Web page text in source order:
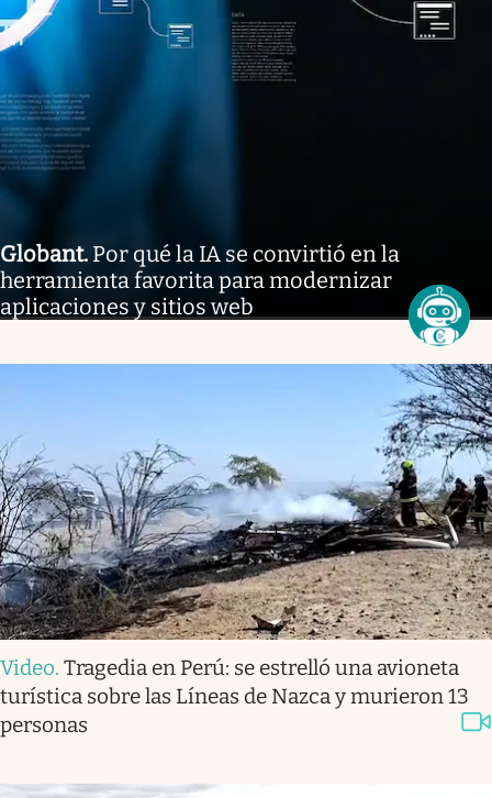
Globant. Por qué la IA se convirtió en la
herramienta favorita para modernizar
aplicaciones y sitios web
Video. Tragedia en Perú: se estrelló una avioneta
turística sobre las Líneas de Nazca y murieron 13
personas